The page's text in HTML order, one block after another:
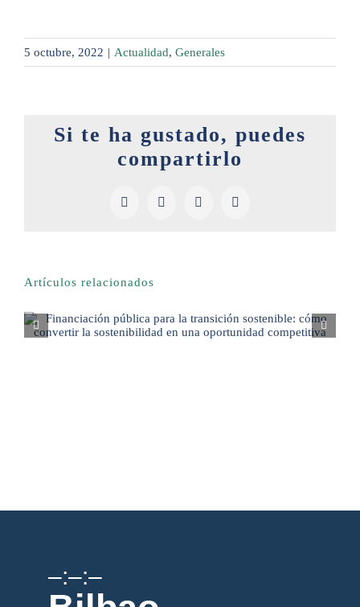
5 octubre, 2022 | Actualidad, Generales
Si te ha gustado, puedes
compartirlo
Facebook
X LinkedInPinterest
Artículos relacionados
–:–:–